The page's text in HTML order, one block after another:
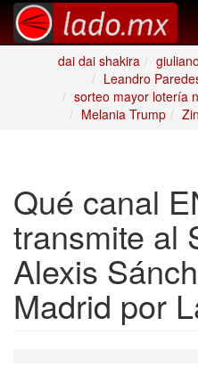
dai dai shakira
Leandro
sorteo mayor lotería
Melania Trump
Qué canal
transmite al
Alexis
Madrid por